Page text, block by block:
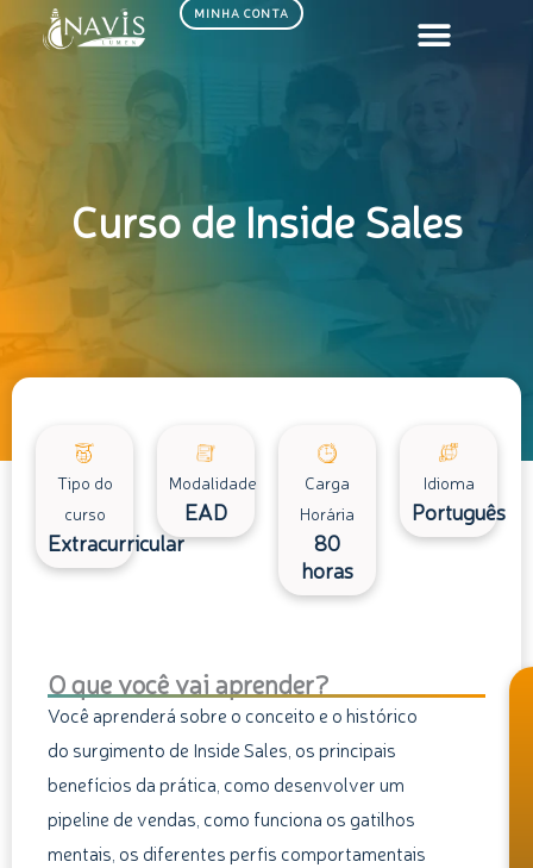
MINHA CONTA
Curso de Inside Sales
Tipo do
curso
Extracurricular
Modalidade
EAD
Carga
Horária
80
horas
Idioma
Português
O que você vai aprender?
Você aprenderá sobre o conceito e o histórico
do surgimento de Inside Sales, os principais
benefícios da prática, como desenvolver um
pipeline de vendas, como funciona os gatilhos
mentais, os diferentes perfis comportamentais